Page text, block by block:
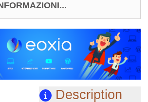
Description